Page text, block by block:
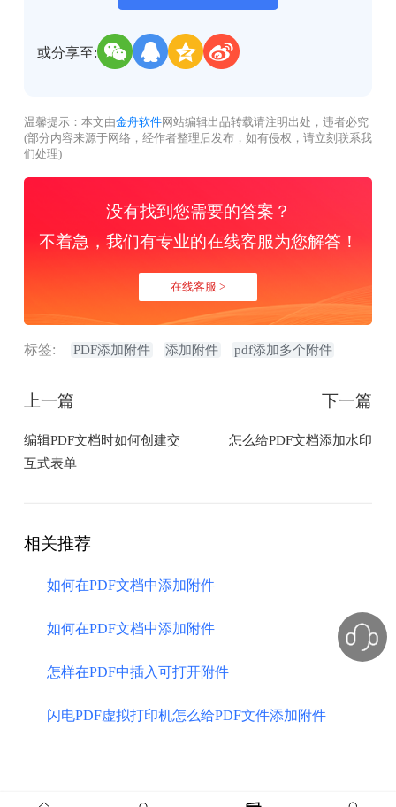
或分享至:
温馨提示：本文由金舟软件网站编辑出品转载请注明出处，违者必究
(部分内容来源于网络，经作者整理后发布，如有侵权，请立刻联系我
们处理)
没有找到您需要的答案？
不着急，我们有专业的在线客服为您解答！
在线客服 >
标签: PDF添加附件 添加附件 pdf添加多个附件
上一篇
编辑PDF文档时如何创建交
互式表单
下一篇
怎么给PDF文档添加水印
相关推荐
如何在PDF文档中添加附件
如何在PDF文档中添加附件
怎样在PDF中插入可打开附件
闪电PDF虚拟打印机怎么给PDF文件添加附件